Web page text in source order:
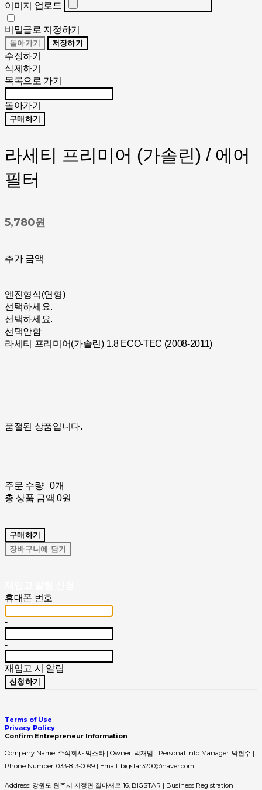
이미지 업로드
비밀글로 지정하기
돌아가기 저장하기
수정하기
삭제하기
목록으로 가기
돌아가기
구매하기
라세티 프리미어 (가솔린) / 에어
필터
5,780원
추가 금액
엔진형식(연형)
선택하세요.
선택하세요.
선택안함
라세티 프리미어(가솔린) 1.8 ECO-TEC (2008-2011)
품절된 상품입니다.
주문 수량
0개
총 상품 금액 0원
구매하기
장바구니에 담기
휴대폰 번호
-
-
재입고 시 알림
신청하기
Terms of Use
Privacy Policy
Confirm Entrepreneur Information
Company Name: 주식회사 빅스타 | Owner: 박재범 | Personal Info Manager: 박현주 |
Phone Number: 033-813-0099 | Email: bigstar3200@naver.com
Address: 강원도 원주시 지정면 질마재로 16, BIGSTAR | Business Registration